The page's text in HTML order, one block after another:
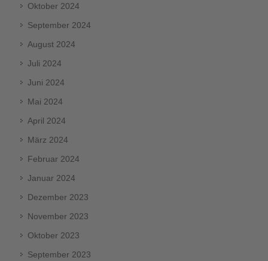
Oktober 2024
September 2024
August 2024
Juli 2024
Juni 2024
Mai 2024
April 2024
März 2024
Februar 2024
Januar 2024
Dezember 2023
November 2023
Oktober 2023
September 2023